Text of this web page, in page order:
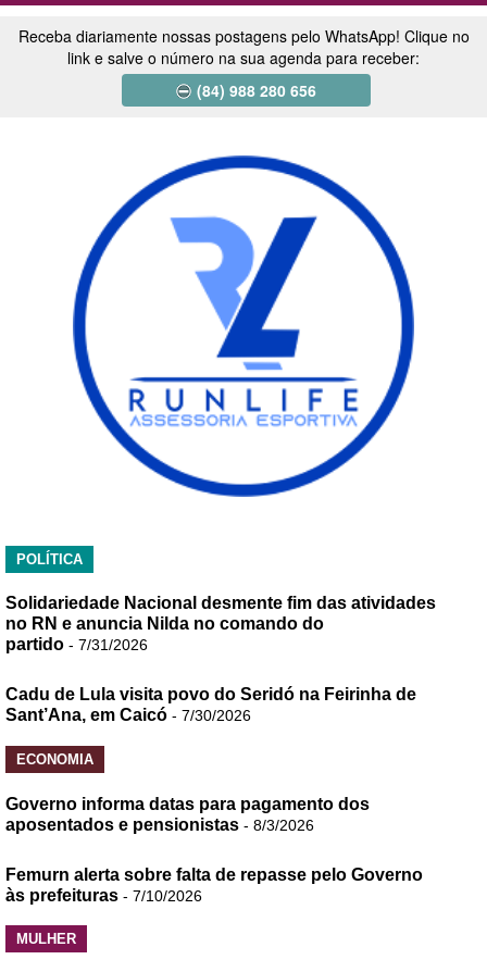
Receba diariamente nossas postagens pelo WhatsApp! Clique no
link e salve o número na sua agenda para receber:
(84) 988 280 656
POLÍTICA
Solidariedade Nacional desmente fim das atividades
no RN e anuncia Nilda no comando do
partido - 7/31/2026
Cadu de Lula visita povo do Seridó na Feirinha de
Sant’Ana, em Caicó - 7/30/2026
ECONOMIA
Governo informa datas para pagamento dos
aposentados e pensionistas - 8/3/2026
Femurn alerta sobre falta de repasse pelo Governo
às prefeituras - 7/10/2026
MULHER